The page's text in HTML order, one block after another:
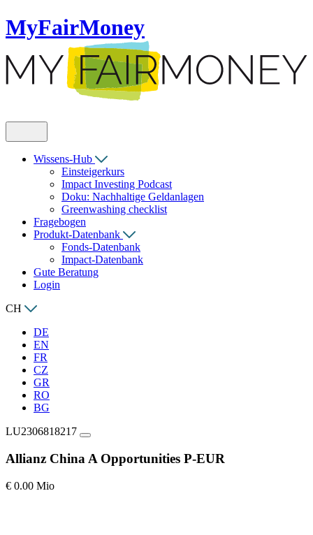
MyFairMoney
Wissens-Hub
Einsteigerkurs
Impact Investing Podcast
Doku: Nachhaltige Geldanlagen
Greenwashing checklist
Fragebogen
Produkt-Datenbank
Fonds-Datenbank
Impact-Datenbank
Gute Beratung
Login
CH
DE
EN
FR
CZ
GR
RO
BG
LU2306818217
Allianz China A Opportunities P-EUR
€ 0.00 Mio